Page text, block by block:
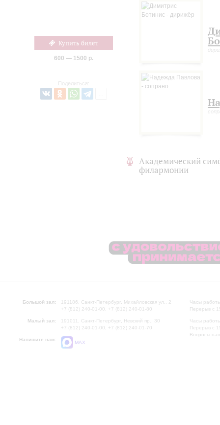
Купить билет
600 — 1500 р.
Поделиться:
Академический
филармонии
Большой зал:
191186, Санкт-Петербург, Михайловская ул., 2
+7 (812) 240-01-00, +7 (812) 240-01-80
Малый зал:
191011, Санкт-Петербург, Невский пр., 30
+7 (812) 240-01-00, +7 (812) 240-01-70
Напишите нам:
MAX
Часы
Перерыв с
Часы
Перерыв с
Вопросы